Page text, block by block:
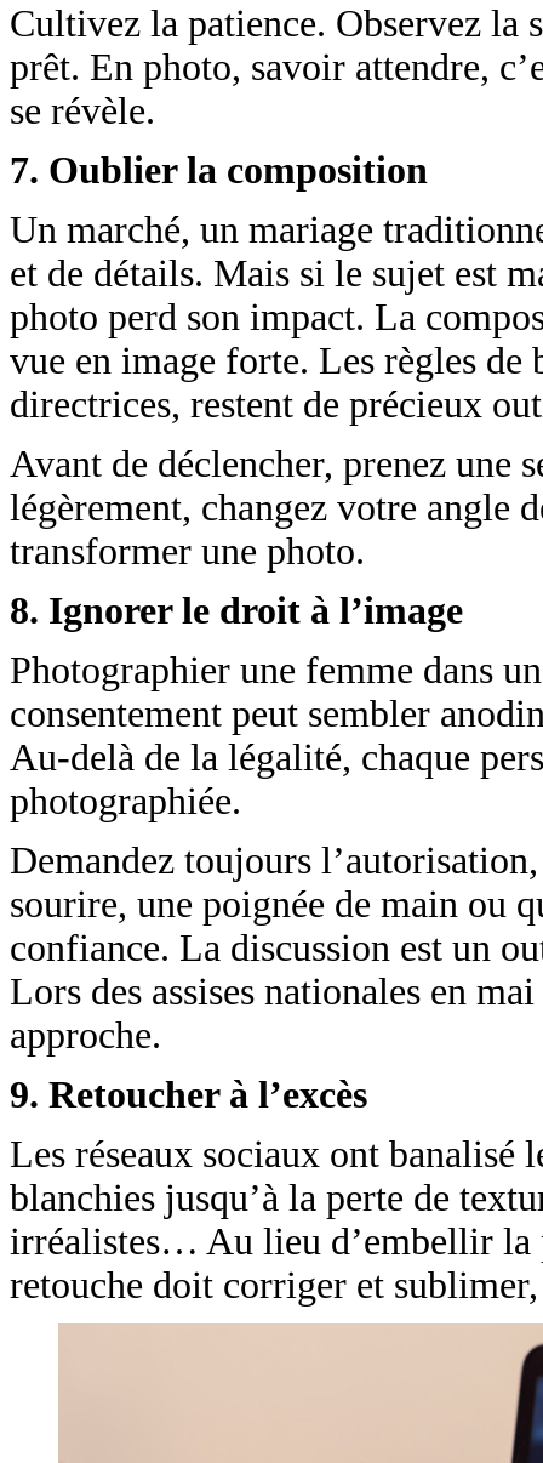
Cultivez la patience. Observez la
prêt. En photo, savoir attendre,
se révèle.
7. Oublier la composition
Un marché, un mariage
et de détails. Mais si le sujet est
photo perd son impact. La
vue en image forte. Les règles de
directrices, restent de précieux
Avant de déclencher, prenez une
légèrement, changez votre angle
transformer une photo.
8. Ignorer le droit à l’image
Photographier une femme dans
consentement peut sembler
Au-delà de la légalité, chaque
photographiée.
Demandez toujours
sourire, une poignée de main ou
confiance. La discussion est un
Lors des assises nationales en
approche.
9. Retoucher à l’excès
Les réseaux sociaux ont banalisé
blanchies jusqu’à la perte de
irréalistes… Au lieu d’embellir la
retouche doit corriger et